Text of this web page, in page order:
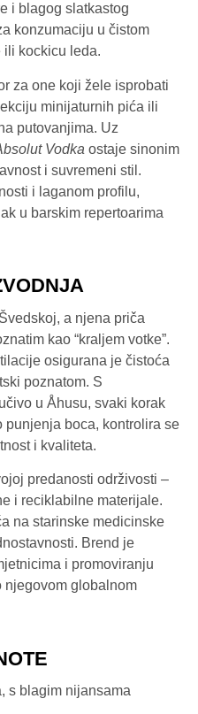
i blagog slatkastog
konzumaciju u čistom
kockicu leda.
za one koji žele isprobati
minijaturnih pića ili
putovanjima. Uz
Vodka ostaje sinonim
i suvremeni stil.
i laganom profilu,
u barskim repertoarima
a njena priča
kao “kraljem votke”.
osigurana je čistoća
poznatom. S
u Åhusu, svaki korak
punjenja boca, kontrolira se
i kvaliteta.
predanosti održivosti –
i reciklabilne materijale.
na starinske medicinske
Brend je
i promoviranju
njegovom globalnom
s blagim nijansama